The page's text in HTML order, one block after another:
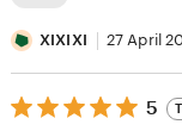
r
e
v
i
s
t
XIXIXI 27 April
5
out
5